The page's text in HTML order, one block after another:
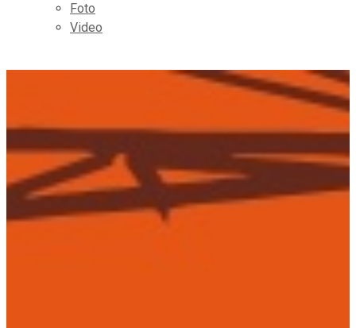
Foto
Video